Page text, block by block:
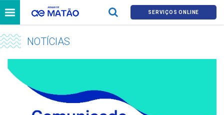
SERVIÇOS ONLINE
NOTÍCIAS